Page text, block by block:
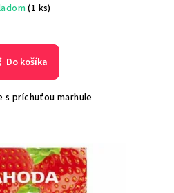
(1 ks)
Do košíka
s príchuťou marhule